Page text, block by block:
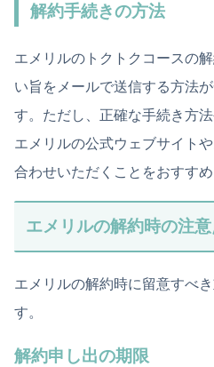
解約手続きの方法
エメリルのトクトクコースの
い旨をメールで送信する方法
す。ただし、正確な手続き方
エメリルの公式ウェブサイト
合わせいただくことをおすすめ
エメリルの解約時の注意
エメリルの解約時に留意すべ
す。
解約申し出の期限